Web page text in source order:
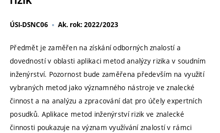
ÚSI-DSNC06 Ak. rok: 2022/2023
Předmět je zaměřen na získání odborných znalostí a
dovedností v oblasti aplikaci metod analýzy rizika v soudním
inženýrství. Pozornost bude zaměřena především na využití
vybraných metod jako významného nástroje ve znalecké
činnost a na analýzu a zpracování dat pro účely expertních
posudků. Aplikace metod inženýrství rizik ve znalecké
činnosti poukazuje na význam využívání znalostí v rámci